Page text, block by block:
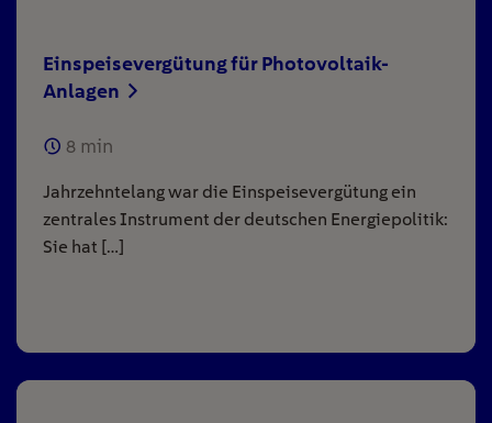
Einspeisevergütung für Photovoltaik-
Anlagen
8 min
Jahrzehntelang war die Einspeisevergütung ein
zentrales Instrument der deutschen Energiepolitik:
Sie hat […]